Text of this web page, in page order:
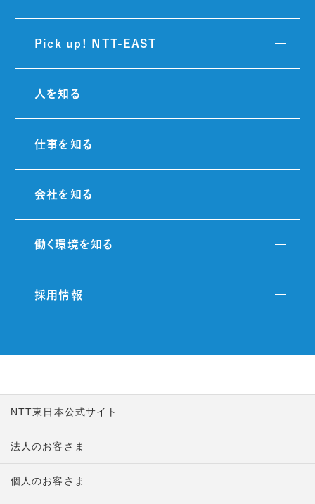
Pick up! NTT-EAST
人を知る
仕事を知る
会社を知る
働く環境を知る
採用情報
NTT東日本公式サイト
法人のお客さま
個人のお客さま